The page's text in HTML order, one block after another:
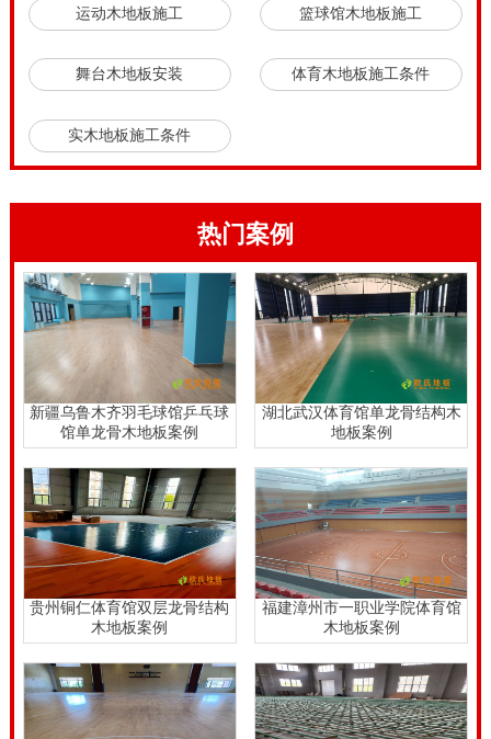
够分成专业、基本型、经济实用三个等次，不一样等次
施工要点。
硬木企口篮球木地板施工要点，篮球场健身运动木地板
规定耐磨损,如今一般全是选用的实木板拼装地板,这类
是耐磨损。由于因为在篮球场,要常常举办篮球,品质层
面理应通关,假如健身运动几回就篮球赛木地板就磨透了
或是磨烂了,那般既危害健身运动又耽搁时间,消耗钱
财。
运动木地板施工 篮球馆木地板施工
舞台木地板安装 体育木地板施工条件
实木地板施工条件
热门案例
新疆乌鲁木齐羽毛球馆乒乓球
馆单龙骨木地板案例
湖北武汉体育馆单龙骨结构木
地板案例
贵州铜仁体育馆双层龙骨结构
木地板案例
福建漳州市一职业学院体育馆
木地板案例